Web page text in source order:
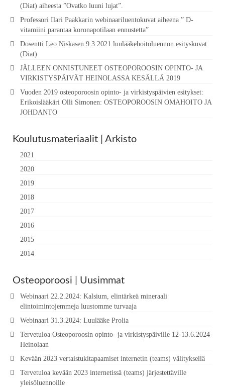
(Diat) aiheesta ”Ovatko luuni lujat”.
Professori Ilari Paakkarin webinaariluentokuvat aiheena ” D-
vitamiini parantaa koronapotilaan ennustetta”
Dosentti Leo Niskasen 9.3.2021 luulääkehoitoluennon esityskuvat
(Diat)
JÄLLEEN ONNISTUNEET OSTEOPOROOSIN OPINTO- JA
VIRKISTYSPÄIVÄT HEINOLASSA KESÄLLÄ 2019
Vuoden 2019 osteoporoosin opinto- ja virkistyspäivien esitykset:
Erikoislääkäri Olli Simonen: OSTEOPOROOSIN OMAHOITO JA
JOHDANTO
Koulutusmateriaalit | Arkisto
2021
2020
2019
2018
2017
2016
2015
2014
Osteoporoosi | Uusimmat
Webinaari 22.2.2024: Kalsium, elintärkeä mineraali
elintoimintojemmeja luustomme turvaaja
Webinaari 31.3.2024: Luulääke Prolia
Tervetuloa Osteoporoosin opinto- ja virkistyspäiville 12-13.6.2024
Heinolaan
Kevään 2023 vertaistukitapaamiset internetin (teams) välityksellä
Tervetuloa kevään 2023 internetissä (teams) järjestettäville
yleisöluennoille